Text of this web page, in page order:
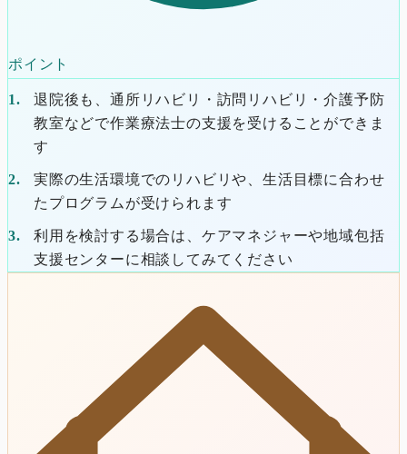
ポイント
退院後も、通所リハビリ・訪問リハビリ・介護予防
教室などで作業療法士の支援を受けることができま
す
実際の生活環境でのリハビリや、生活目標に合わせ
たプログラムが受けられます
利用を検討する場合は、ケアマネジャーや地域包括
支援センターに相談してみてください